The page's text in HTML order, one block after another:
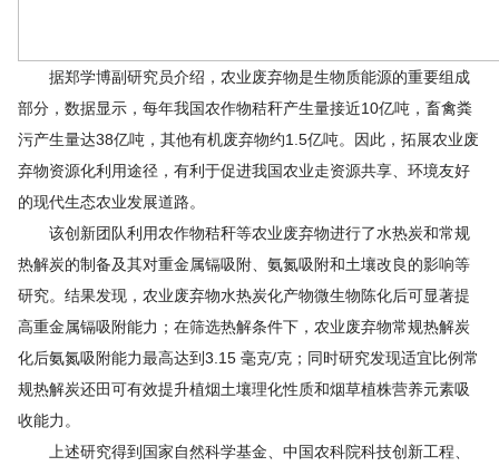
据郑学博副研究员介绍，农业废弃物是生物质能源的重要组成
部分，数据显示，每年我国农作物秸秆产生量接近10亿吨，畜禽粪
污产生量达38亿吨，其他有机废弃物约1.5亿吨。因此，拓展农业废
弃物资源化利用途径，有利于促进我国农业走资源共享、环境友好
的现代生态农业发展道路。
该创新团队利用农作物秸秆等农业废弃物进行了水热炭和常规
热解炭的制备及其对重金属镉吸附、氨氮吸附和土壤改良的影响等
研究。结果发现，农业废弃物水热炭化产物微生物陈化后可显著提
高重金属镉吸附能力；在筛选热解条件下，农业废弃物常规热解炭
化后氨氮吸附能力最高达到3.15 毫克/克；同时研究发现适宜比例常
规热解炭还田可有效提升植烟土壤理化性质和烟草植株营养元素吸
收能力。
上述研究得到国家自然科学基金、中国农科院科技创新工程、